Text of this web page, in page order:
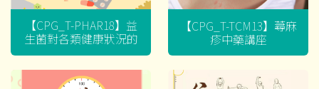
【CPG_T-PHAR18】益
生菌對各類健康狀況的
迷思
【CPG_T-TCM13】蕁麻
疹中藥講座